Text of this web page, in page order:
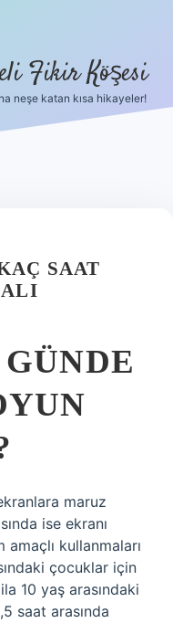
Fikir Köşesi
neşe katan kısa hikayeler!
SAAT
maruz
ise ekranı
kullanmaları
çocuklar için
10 yaş arasındaki
saat arasında